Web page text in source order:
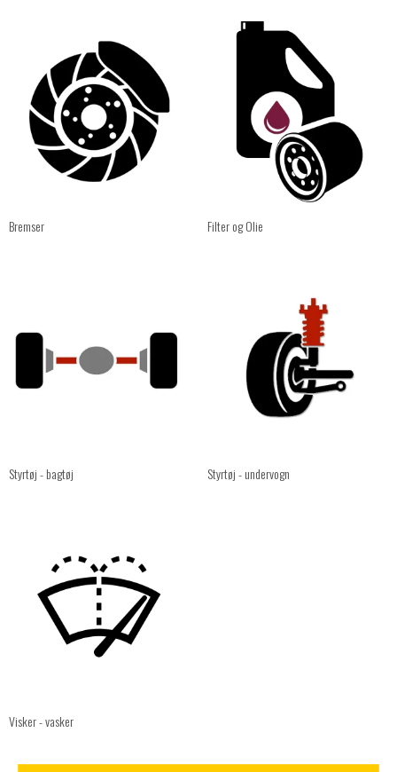
Bremser Filter og Olie
Styrtøj - bagtøj Styrtøj - undervogn
Visker - vasker